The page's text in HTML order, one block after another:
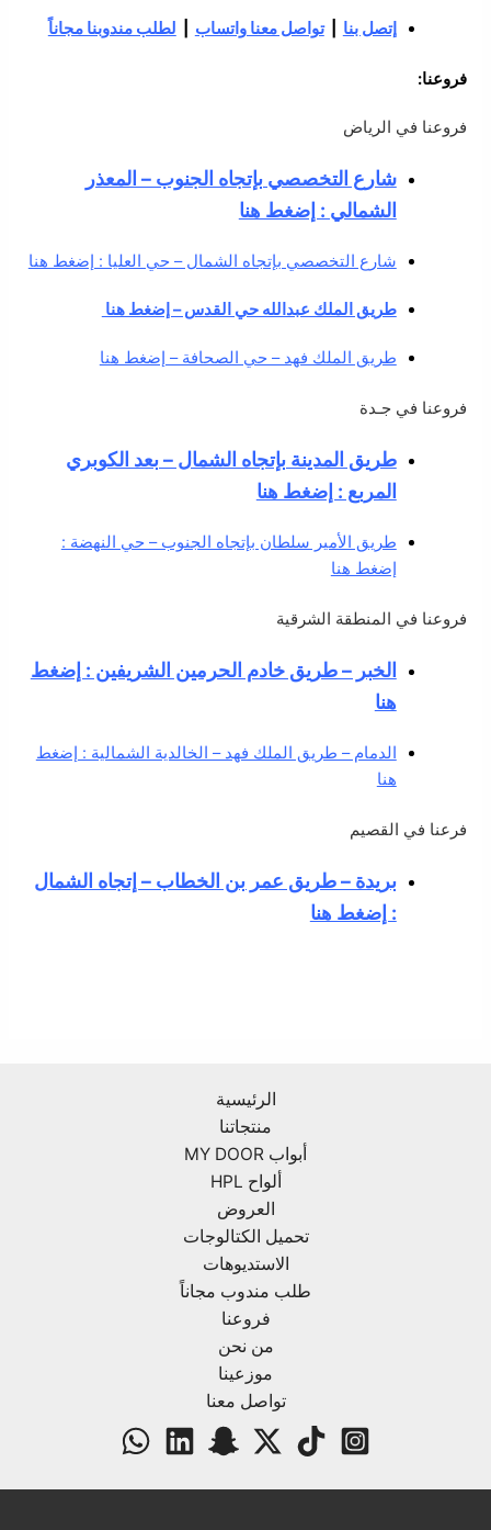
إتصل بنا |تواصل معنا واتساب لطلب مندوبنا مجاناً
فروعنا:
فروعنا في الرياض
شارع التخصصي بإتجاه الجنوب – المعذر
الشمالي : إضغط هنا
شارع التخصصي بإتجاه الشمال – حي العليا : إضغط هنا
طريق الملك عبدالله حي القدس – إضغط هنا
طريق الملك فهد – حي الصحافة – إضغط هنا
فروعنا في جـدة
طريق المدينة بإتجاه الشمال – بعد الكوبري
المربع : إضغط هنا
طريق الأمير سلطان بإتجاه الجنوب – حي النهضة :
إضغط هنا
فروعنا في المنطقة الشرقية
الخبر – طريق خادم الحرمين الشريفين : إضغط
هنا
الدمام – طريق الملك فهد – الخالدية الشمالية : إضغط
هنا
فرعنا في القصيم
بريدة – طريق عمر بن الخطاب – إتجاه الشمال
: إضغط هنا
الرئيسية
منتجاتنا
أبواب MY DOOR
ألواح HPL
العروض
تحميل الكتالوجات
الاستديوهات
طلب مندوب مجاناً
فروعنا
من نحن
موزعينا
تواصل معنا